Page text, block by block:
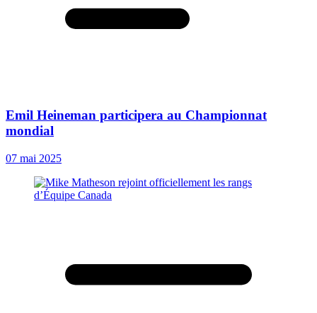
Emil Heineman participera au Championnat
mondial
07 mai 2025